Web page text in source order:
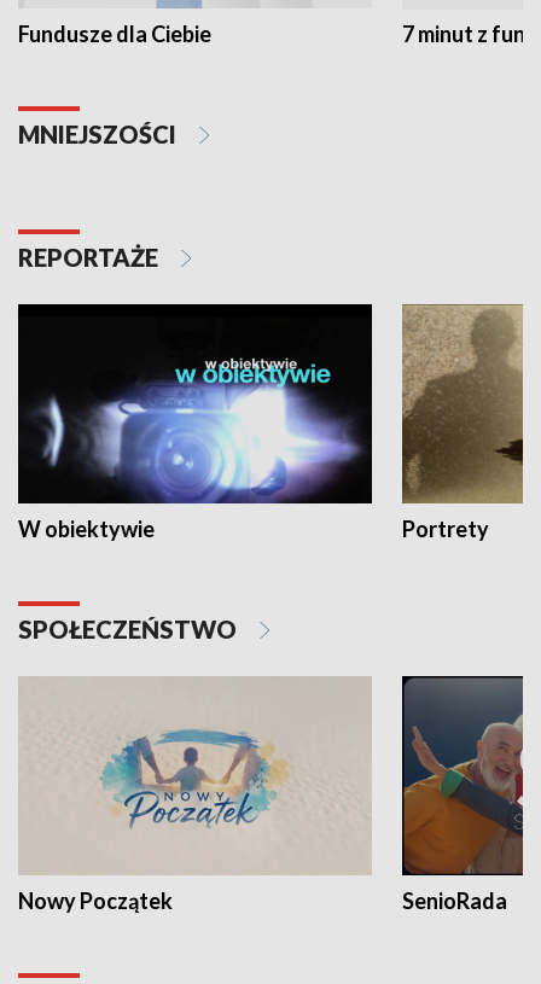
Fundusze dla Ciebie 7 minut z
MNIEJSZOŚCI
REPORTAŻE
W obiektywie Portrety
SPOŁECZEŃSTWO
Nowy Początek SenioRada